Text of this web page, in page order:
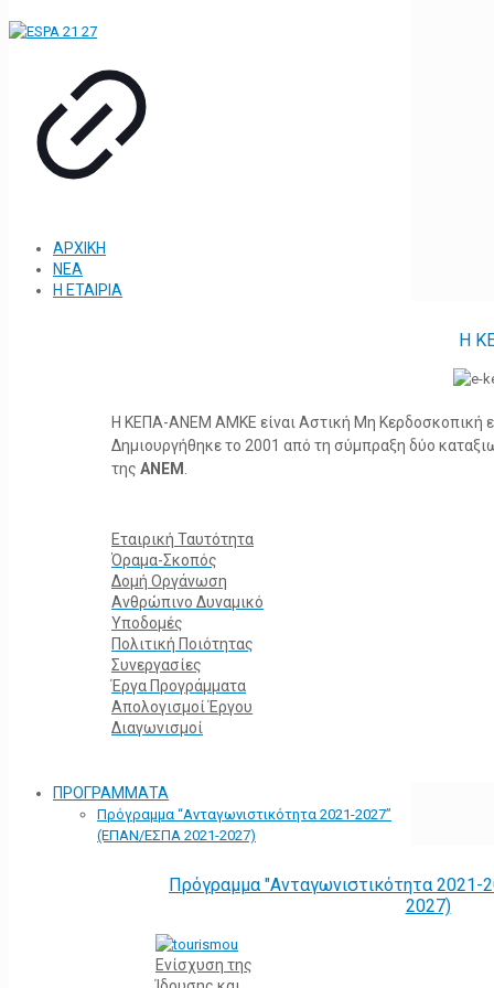
ΑΡΧΙΚΗ
ΝΕΑ
Η ΕΤΑΙΡΙΑ
Η
Η ΚΕΠΑ-ΑΝΕΜ ΑΜΚΕ είναι Αστική Μη Κερδοσκοπική
Δημιουργήθηκε το 2001 από τη σύμπραξη δύο
της ΑΝΕΜ
Εταιρική Ταυτότητα
Όραμα-Σκοπός
Δομή Οργάνωση
Ανθρώπινο Δυναμικό
Υποδομές
Πολιτική Ποιότητας
Συνεργασίες
Έργα Προγράμματα
Απολογισμοί Έργου
Διαγωνισμοί
ΠΡΟΓΡΑΜΜΑΤΑ
Πρόγραμμα “Ανταγωνιστικότητα 2021-2027”
(ΕΠΑΝ/ΕΣΠΑ 2021-2027)
Πρόγραμμα "Ανταγωνιστικότητα
2027)
Ενίσχυση της